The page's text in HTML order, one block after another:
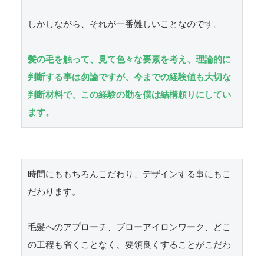
しかしながら、それが一番難しいことなのです。
髪の毛を触って、見て色々な要素を考え、理論的に
判断する事は勿論ですが、今までの経験値も大切な
判断材料で、この経験の勘を僕は結構頼りにしてい
ます。
時間にももちろんこだわり、デザインする事にもこ
だわります。
毛髪へのアプローチ、ブローアイロンワーク、どこ
の工程も省くことなく、要領良くすることがこだわ